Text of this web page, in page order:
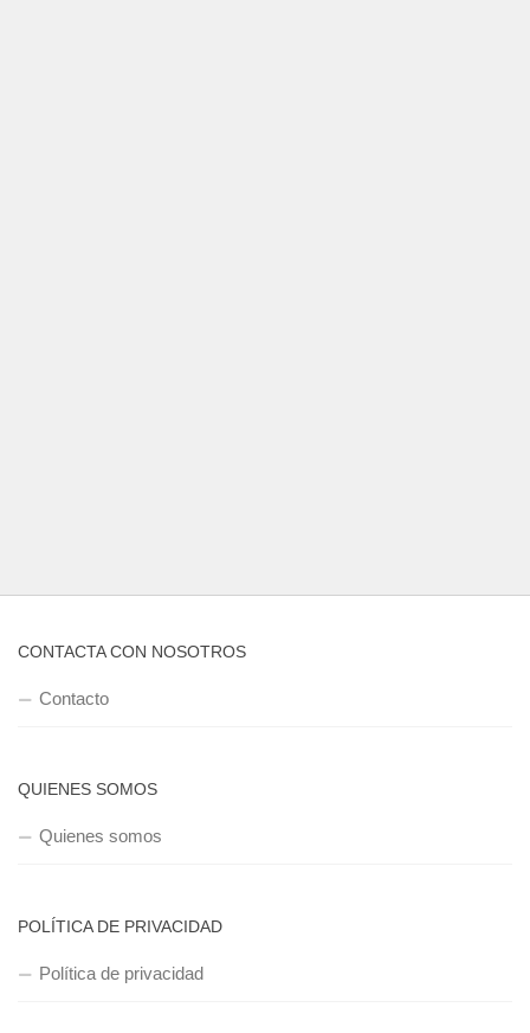
CONTACTA CON NOSOTROS
Contacto
QUIENES SOMOS
Quienes somos
POLÍTICA DE PRIVACIDAD
Política de privacidad